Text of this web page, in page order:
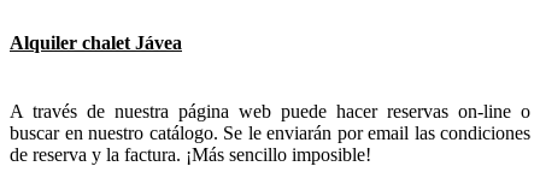
Alquiler chalet Jávea
A través de nuestra página web puede hacer reservas on-line o
buscar en nuestro catálogo. Se le enviarán por email las condiciones
de reserva y la factura. ¡Más sencillo imposible!